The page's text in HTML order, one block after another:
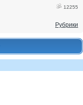
12255
Рубрики